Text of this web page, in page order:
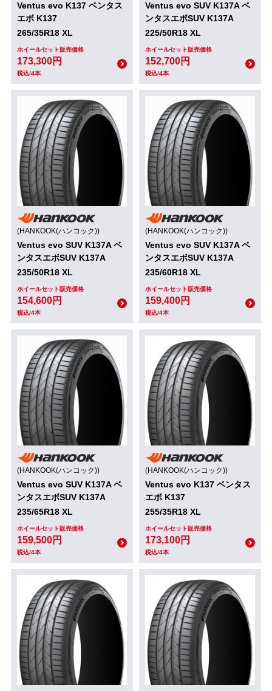
Ventus evo K137 ベンタス
エボ K137
265/35R18 XL
ホイールセット販売価格
173,300円
税込/4本
Ventus evo SUV K137A ベ
ンタスエボSUV K137A
225/50R18 XL
ホイールセット販売価格
152,700円
税込/4本
(HANKOOK(ハンコック))
Ventus evo SUV K137A ベ
ンタスエボSUV K137A
235/50R18 XL
ホイールセット販売価格
154,600円
税込/4本
(HANKOOK(ハンコック))
Ventus evo SUV K137A ベ
ンタスエボSUV K137A
235/60R18 XL
ホイールセット販売価格
159,400円
税込/4本
(HANKOOK(ハンコック))
Ventus evo SUV K137A ベ
ンタスエボSUV K137A
235/65R18 XL
ホイールセット販売価格
159,500円
税込/4本
(HANKOOK(ハンコック))
Ventus evo K137 ベンタス
エボ K137
255/35R18 XL
ホイールセット販売価格
173,100円
税込/4本